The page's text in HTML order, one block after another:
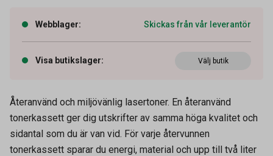
Webblager: Skickas från vår leverantör
Visa butikslager: Välj butik
Återanvänd och miljövänlig lasertoner. En återanvänd
tonerkassett ger dig utskrifter av samma höga kvalitet och
sidantal som du är van vid. För varje återvunnen
tonerkassett sparar du energi, material och upp till två liter